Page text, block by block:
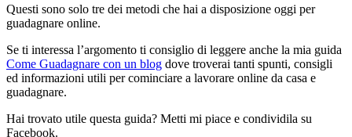
Questi sono solo tre dei metodi che hai a disposizione oggi per
guadagnare online.
Se ti interessa l’argomento ti consiglio di leggere anche la mia guida
Come Guadagnare con un blog dove troverai tanti spunti, consigli
ed informazioni utili per cominciare a lavorare online da casa e
guadagnare.
Hai trovato utile questa guida? Metti mi piace e condividila su
Facebook.